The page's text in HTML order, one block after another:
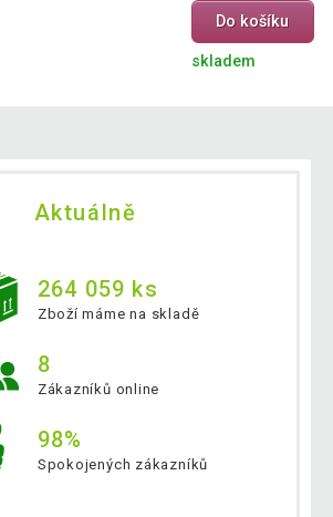
Do košíku
skladem
Aktuálně
264 059 ks
Zboží máme na skladě
8
Zákazníků online
98%
Spokojených zákazníků